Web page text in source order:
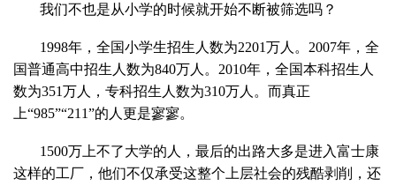
我们不也是从小学的时候就开始不断被筛选吗？
1998年，全国小学生招生人数为2201万人。 2007年，全
国普通高中招生人数为840万人。 2010年，全国本科招生人
数为351万人，专科招生人数为310万人。而真正
上“985”“211”的人更是寥寥。
1500万上不了大学的人，最后的出路大多是进入富士康
这样的工厂，他们不仅承受这整个上层社会的残酷剥削，还